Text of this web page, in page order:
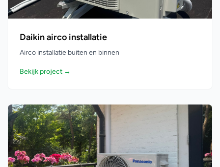
Daikin airco installatie
Airco installatie buiten en binnen
Bekijk project →